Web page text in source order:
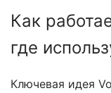
Как
где
Ключевая идея